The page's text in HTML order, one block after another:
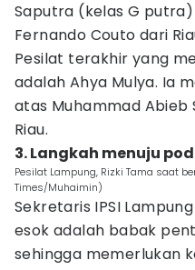
Saputra (kelas G
Fernando Couto dari
Pesilat terakhir yang
adalah Ahya Mulya. Ia
atas Muhammad Abieb
Riau.
3. Langkah menuju
Pesilat Lampung, Rizki Tama saat
Times/Muhaimin)
Sekretaris IPSI
esok adalah babak
sehingga memerlukan